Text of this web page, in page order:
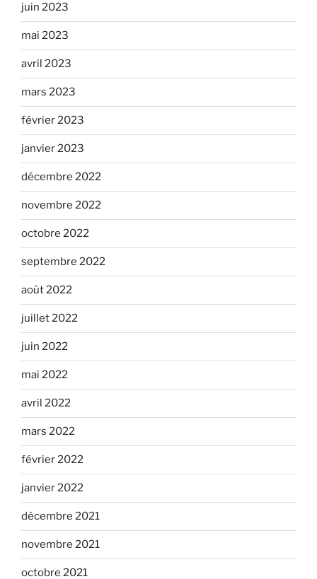
juin 2023
mai 2023
avril 2023
mars 2023
février 2023
janvier 2023
décembre 2022
novembre 2022
octobre 2022
septembre 2022
août 2022
juillet 2022
juin 2022
mai 2022
avril 2022
mars 2022
février 2022
janvier 2022
décembre 2021
novembre 2021
octobre 2021